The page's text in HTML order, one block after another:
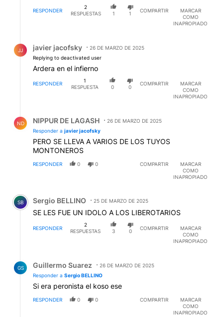
RESPONDER
2
RESPUESTAS
1 1
COMPARTIR
MARCAR
COMO
INAPROPIADO
JJ javier jacofsky
26 DE MARZO DE 2025
Replying to deactivated user
Ardera en el infierno
RESPONDER
1
RESPUESTA
0 0
COMPARTIR
MARCAR
COMO
INAPROPIADO
ND NIPPUR DE LAGASH
26 DE MARZO DE 2025
Responder a javier jacofsky
PERO SE LLEVA A VARIOS DE LOS TUYOS
MONTONEROS
RESPONDER 0 0 COMPARTIR
MARCAR
COMO
INAPROPIADO
Comentario de Sergio BELLINO.
SB Sergio BELLINO 25 DE MARZO DE 2025
SE LES FUE UN IDOLO A LOS LIBEROTARIOS
RESPONDER
2
RESPUESTAS
3 0
COMPARTIR
MARCAR
COMO
INAPROPIADO
GS Guillermo Suarez
26 DE MARZO DE 2025
Responder a Sergio BELLINO
Si era peronista el koso ese
RESPONDER 0 0 COMPARTIR
MARCAR
COMO
INAPROPIADO